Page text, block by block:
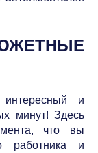
и
минут! Здесь
что вы
работника и